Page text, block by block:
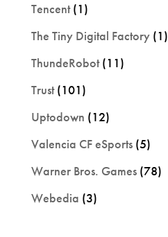
Tencent(1)
The Tiny Digital Factory(1)
ThundeRobot(11)
Trust(101)
Uptodown (12)
Valencia CF eSports(5)
Warner Bros. Games(78)
Webedia (3)